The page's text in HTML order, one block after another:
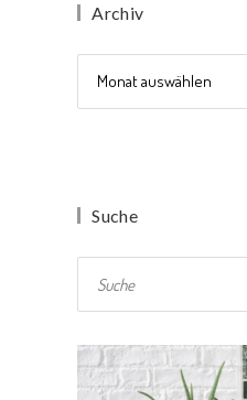
Archiv
Suche